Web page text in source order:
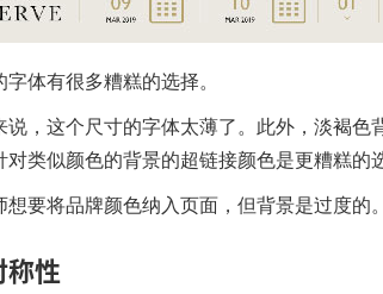
体有很多糟糕的选择。
说，这个尺寸的字体太薄了。此外，淡褐
对类似颜色的背景的超链接颜色是更糟糕的
想要将品牌颜色纳入页面，但背景是过度的
称性